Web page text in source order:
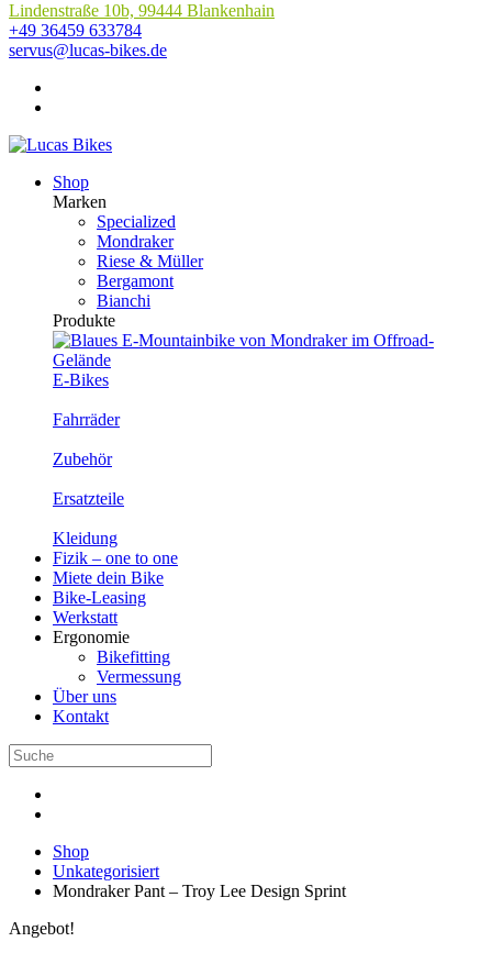
Lindenstraße 10b, 99444 Blankenhain
+49 36459 633784
servus@lucas-bikes.de
Shop
Marken
Specialized
Mondraker
Riese & Müller
Bergamont
Bianchi
Produkte
E-Bikes
Fahrräder
Zubehör
Ersatzteile
Kleidung
Fizik – one to one
Miete dein Bike
Bike-Leasing
Werkstatt
Ergonomie
Bikefitting
Vermessung
Über uns
Kontakt
Shop
Unkategorisiert
Mondraker Pant – Troy Lee Design Sprint
Angebot!